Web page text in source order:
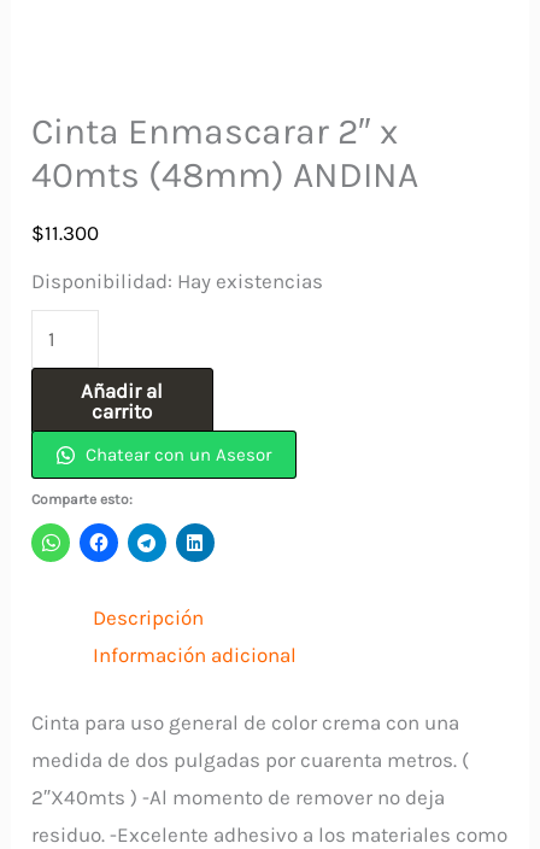
Cinta Enmascarar 2″ x
40mts (48mm) ANDINA
$11.300
Disponibilidad: Hay existencias
Cinta
Enmascarar
x
40mts
(48mm)
ANDINA
Añadir al
carrito
Chatear con un Asesor
Comparte esto:
Descripción
Información adicional
Cinta para uso general de color crema con una
medida de dos pulgadas por cuarenta metros. (
2″X40mts ) -Al momento de remover no deja
residuo. -Excelente adhesivo a los materiales como